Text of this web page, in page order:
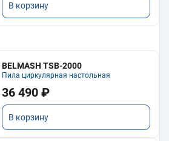
В корзину
BELMASH TSB-2000
Пила циркулярная настольная
36 490 ₽
В корзину